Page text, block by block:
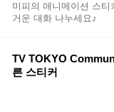
미피의 애니메이션 스
거운 대화 나누세요♪
TV TOKYO
른 스티커